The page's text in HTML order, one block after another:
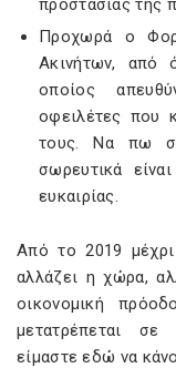
προστασίας της
Προχωρά ο
Ακινήτων, από
οποίος
οφειλέτες που
τους. Να πω
σωρευτικά
ευκαιρίας.
Από το 2019
αλλάζει η χώρα,
οικονομική
μετατρέπεται
είμαστε εδώ να